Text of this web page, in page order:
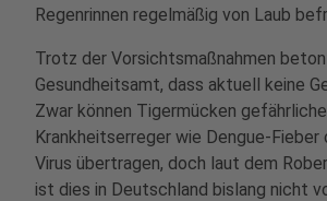
Regenrinnen regelmäßig von Laub
Trotz der Vorsichtsmaßnahmen
Gesundheitsamt, dass aktuell keine
Zwar können Tigermücken gefährliche
Krankheitserreger wie Dengue-Fieber
Virus übertragen, doch laut dem
ist dies in Deutschland bislang nicht